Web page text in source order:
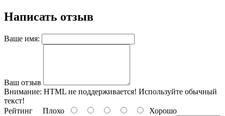
Написать отзыв
Ваше имя:
Ваш отзыв
Внимание: HTML не поддерживается! Используйте обычный
текст!
Рейтинг Плохо Хорошо